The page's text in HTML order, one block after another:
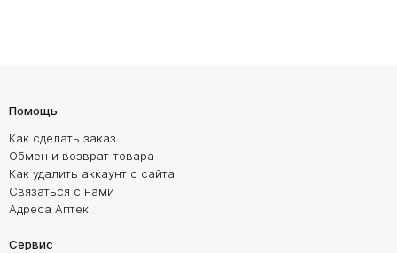
Помощь
Как сделать заказ
Обмен и возврат товара
Как удалить аккаунт с сайта
Связаться с нами
Адреса Аптек
Сервис